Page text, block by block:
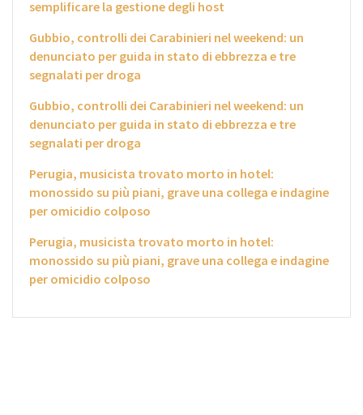
semplificare la gestione degli host
Gubbio, controlli dei Carabinieri nel weekend: un
denunciato per guida in stato di ebbrezza e tre
segnalati per droga
Gubbio, controlli dei Carabinieri nel weekend: un
denunciato per guida in stato di ebbrezza e tre
segnalati per droga
Perugia, musicista trovato morto in hotel:
monossido su più piani, grave una collega e indagine
per omicidio colposo
Perugia, musicista trovato morto in hotel:
monossido su più piani, grave una collega e indagine
per omicidio colposo